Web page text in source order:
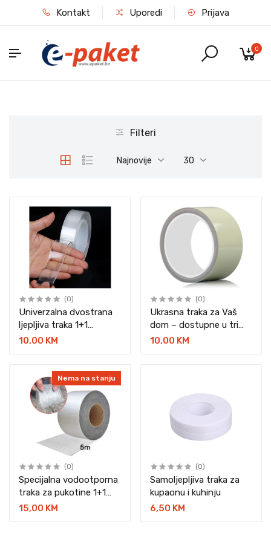
Kontakt Uporedi Prijava
0
Filteri
Najnovije 30
(0)
Univerzalna dvostrana
ljepljiva traka 1+1
GRATIS
10,00 KM
(0)
Ukrasna traka za Vaš
dom – dostupne u tri
boje
10,00 KM
Nema na stanju
(0)
Specijalna vodootporna
traka za pukotine 1+1
GRATIS
15,00 KM
(0)
Samoljepljiva traka za
kupaonu i kuhinju
6,50 KM